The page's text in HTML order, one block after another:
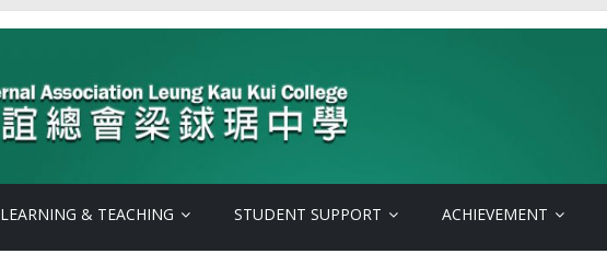
LEARNING & TEACHING STUDENT SUPPORT ACHIEVEMENT